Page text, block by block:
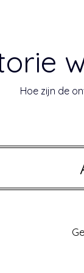
Hoe zijn de